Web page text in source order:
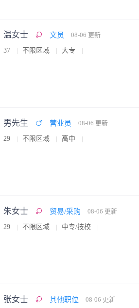
温女士 文员 08-06 更新
37 不限区域 大专
男先生 营业员 08-06 更新
29 不限区域 高中
朱女士 贸易/采购 08-06 更新
29 不限区域 中专/技校
张女士 其他职位 08-06 更新